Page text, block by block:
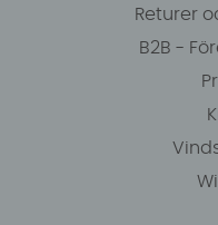
Returer
B2B -